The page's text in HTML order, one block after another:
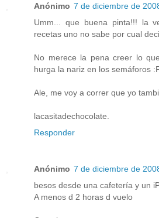
Anónimo 7 de diciembre de
Umm... que buena pinta!!! la
recetas uno no sabe por cual
No merece la pena creer lo
hurga la nariz en los semáforos
Ale, me voy a correr que yo
lacasitadechocolate.
Responder
Anónimo 7 de diciembre de
besos desde una cafetería y un
A menos d 2 horas d vuelo